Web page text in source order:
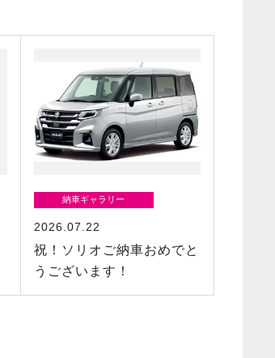
納車ギャラリー
2026.07.22
祝！ソリオご納車おめでと
うございます！